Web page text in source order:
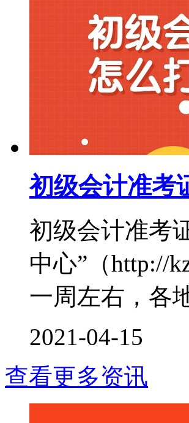
初级会计准考
初级会计准考
中心”（http://
一周左右，各
2021-04-15
查看更多资讯